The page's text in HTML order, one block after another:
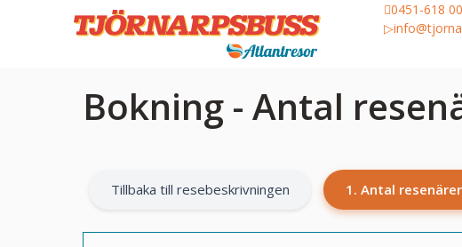
0451-618 00
Bokning - Antal
Tillbaka till resebeskrivningen 1. Antal